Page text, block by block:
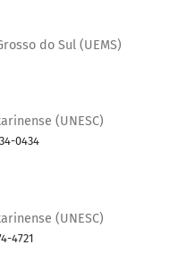
do Sul (UEMS)
(UNESC)
0434
(UNESC)
4721